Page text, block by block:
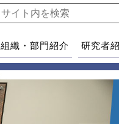
組織・部門紹介 研究者